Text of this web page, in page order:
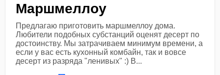
Маршмеллоу
Предлагаю приготовить маршмеллоу дома.
Любители подобных субстанций оценят десерт по
достоинству. Мы затрачиваем минимум времени, а
если у вас есть кухонный комбайн, так и вовсе
десерт из разряда "ленивых" :) В...